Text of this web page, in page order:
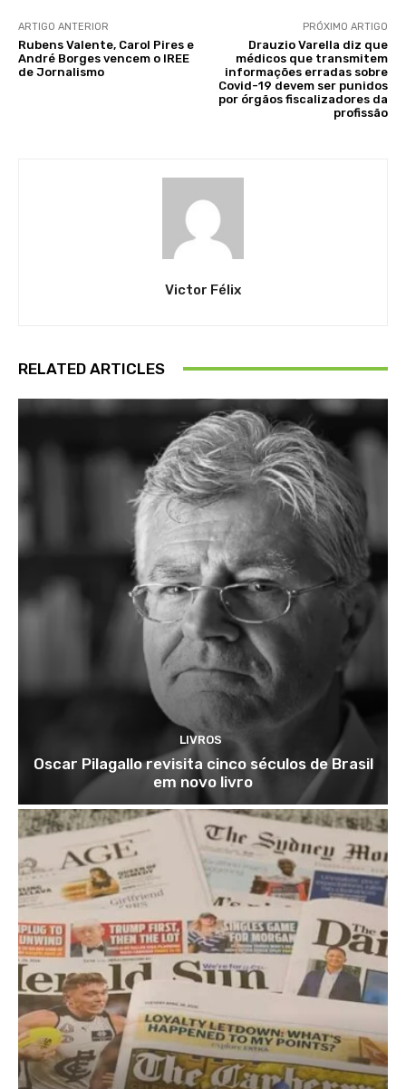
ARTIGO ANTERIOR
Rubens Valente, Carol Pires e
André Borges vencem o IREE
de Jornalismo
PRÓXIMO ARTIGO
Drauzio Varella diz que
médicos que transmitem
informações erradas sobre
Covid-19 devem ser punidos
por órgãos fiscalizadores da
profissão
Victor Félix
RELATED ARTICLES
LIVROS
Oscar Pilagallo revisita cinco séculos de Brasil
em novo livro